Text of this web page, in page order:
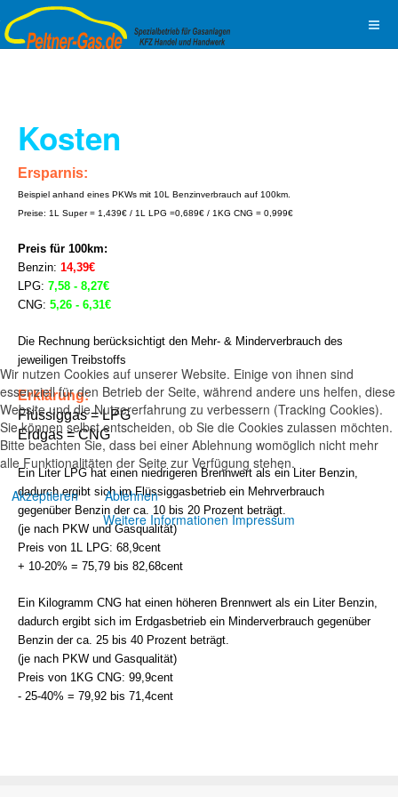
Kosten
Ersparnis:
Beispiel anhand eines PKWs mit 10L Benzinverbrauch auf 100km.
Preise: 1L Super = 1,439€ / 1L LPG =0,689€ / 1KG CNG = 0,999€
Preis für 100km:
Benzin: 14,39€
LPG: 7,58 - 8,27€
CNG: 5,26 - 6,31€
Die Rechnung berücksichtigt den Mehr- & Minderverbrauch des
jeweiligen Treibstoffs
Erklärung:
Flüssiggas = LPG
Erdgas = CNG
Ein Liter LPG hat einen niedrigeren Brennwert als ein Liter Benzin,
dadurch ergibt sich im Flüssiggasbetrieb ein Mehrverbrauch
gegenüber Benzin der ca. 10 bis 20 Prozent beträgt.
(je nach PKW und Gasqualität)
Preis von 1L LPG: 68,9cent
+ 10-20% = 75,79 bis 82,68cent
Ein Kilogramm CNG hat einen höheren Brennwert als ein Liter Benzin,
dadurch ergibt sich im Erdgasbetrieb ein Minderverbrauch gegenüber
Benzin der ca. 25 bis 40 Prozent beträgt.
(je nach PKW und Gasqualität)
Preis von 1KG CNG: 99,9cent
- 25-40% = 79,92 bis 71,4cent
Wir nutzen Cookies auf unserer Website. Einige von ihnen sind
essenziell für den Betrieb der Seite, während andere uns helfen, diese
Website und die Nutzererfahrung zu verbessern (Tracking Cookies).
Sie können selbst entscheiden, ob Sie die Cookies zulassen möchten.
Bitte beachten Sie, dass bei einer Ablehnung womöglich nicht mehr
alle Funktionalitäten der Seite zur Verfügung stehen.
Akzeptieren
Ablehnen
Weitere Informationen Impressum